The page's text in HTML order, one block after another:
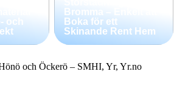
och
Bromma – Enkelt att
Boka för ett
Skinande Rent Hem
och Öckerö – SMHI, Yr, Yr.no